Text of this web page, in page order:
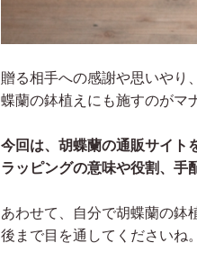
贈る相手への感謝や思いやり
蝶蘭の鉢植えにも施すのがマ
今回は、胡蝶蘭の通販サイト
ラッピングの意味や役割、手
あわせて、自分で胡蝶蘭の鉢
後まで目を通してくださいね。